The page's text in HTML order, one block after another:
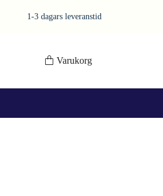
1-3 dagars leveranstid
Varukorg